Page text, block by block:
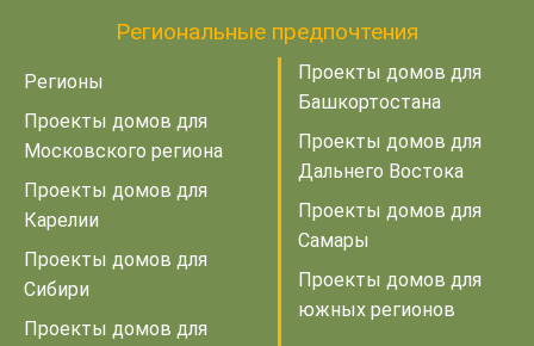
Региональные предпочтения
Регионы
Проекты домов для
Московского региона
Проекты домов для
Карелии
Проекты домов для
Сибири
Проекты домов для
Проекты домов для
Башкортостана
Проекты домов для
Дальнего Востока
Проекты домов для
Самары
Проекты домов для
южных регионов